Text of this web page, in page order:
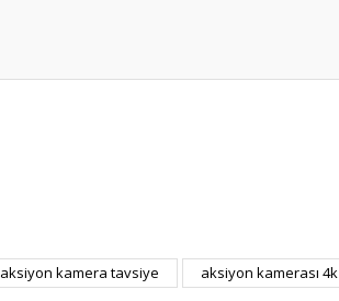
aksiyon kamera tavsiye
aksiyon kamerası 4k